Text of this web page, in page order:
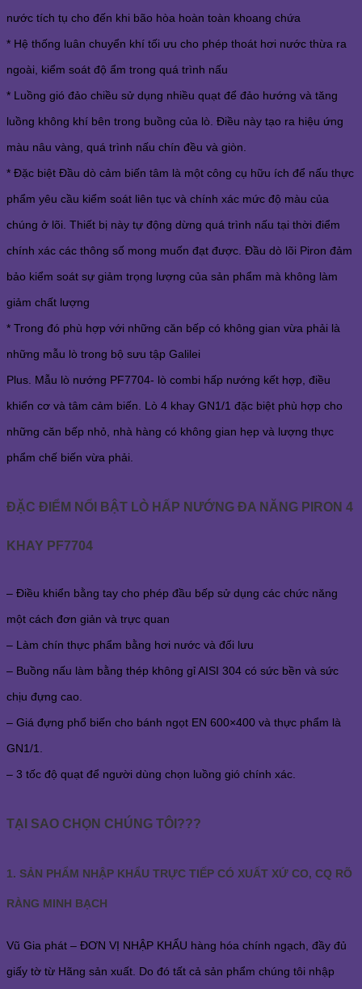
nước tích tụ cho đến khi bão hòa hoàn toàn khoang chứa
* Hệ thống luân chuyển khí tối ưu cho phép thoát hơi nước thừa ra
ngoài, kiểm soát độ ẩm trong quá trình nấu
* Luồng gió đảo chiều sử dụng nhiều quạt để đảo hướng và tăng
luồng không khí bên trong buồng của lò. Điều này tạo ra hiệu ứng
màu nâu vàng, quá trình nấu chín đều và giòn.
* Đặc biệt Đầu dò cảm biến tâm là một công cụ hữu ích để nấu thực
phẩm yêu cầu kiểm soát liên tục và chính xác mức độ màu của
chúng ở lõi. Thiết bị này tự động dừng quá trình nấu tại thời điểm
chính xác các thông số mong muốn đạt được. Đầu dò lõi Piron đảm
bảo kiểm soát sự giảm trọng lượng của sản phẩm mà không làm
giảm chất lượng
* Trong đó phù hợp với những căn bếp có không gian vừa phải là
những mẫu lò trong bộ sưu tập Galilei
Plus. Mẫu lò nướng PF7704- lò combi hấp nướng kết hợp, điều
khiển cơ và tâm cảm biến. Lò 4 khay GN1/1 đặc biệt phù hợp cho
những căn bếp nhỏ, nhà hàng có không gian hẹp và lượng thực
phẩm chế biến vừa phải.
ĐẶC ĐIỂM NỔI BẬT LÒ HẤP NƯỚNG ĐA NĂNG PIRON 4
KHAY PF7704
– Điều khiển bằng tay cho phép đầu bếp sử dụng các chức năng
một cách đơn giản và trực quan
– Làm chín thực phẩm bằng hơi nước và đối lưu
– Buồng nấu làm bằng thép không gỉ AISI 304 có sức bền và sức
chịu đựng cao.
– Giá đựng phổ biến cho bánh ngọt EN 600×400 và thực phẩm là
GN1/1.
– 3 tốc độ quạt để người dùng chọn luồng gió chính xác.
TẠI SAO CHỌN CHÚNG TÔI???
1. SẢN PHẨM NHẬP KHẨU TRỰC TIẾP CÓ XUẤT XỨ CO, CQ RÕ
RÀNG MINH BẠCH
Vũ Gia phát – ĐƠN VỊ NHẬP KHẨU hàng hóa chính ngạch, đầy đủ
giấy tờ từ Hãng sản xuất. Do đó tất cả sản phẩm chúng tôi nhập